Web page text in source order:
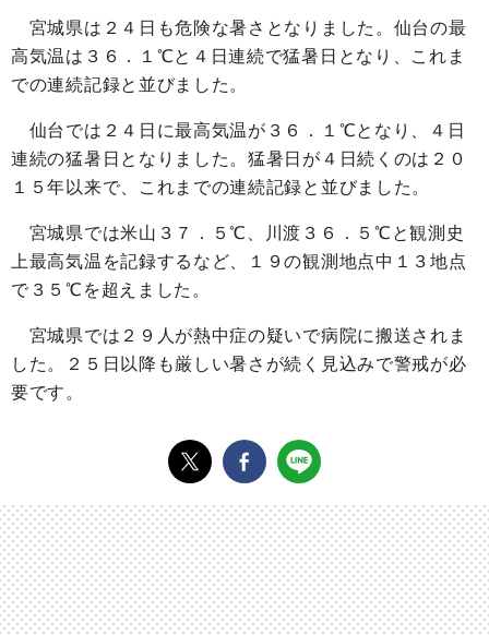
宮城県は２４日も危険な暑さとなりました。仙台の最
高気温は３６．１℃と４日連続で猛暑日となり、これま
での連続記録と並びました。
仙台では２４日に最高気温が３６．１℃となり、４日
連続の猛暑日となりました。猛暑日が４日続くのは２０
１５年以来で、これまでの連続記録と並びました。
宮城県では米山３７．５℃、川渡３６．５℃と観測史
上最高気温を記録するなど、１９の観測地点中１３地点
で３５℃を超えました。
宮城県では２９人が熱中症の疑いで病院に搬送されま
した。２５日以降も厳しい暑さが続く見込みで警戒が必
要です。